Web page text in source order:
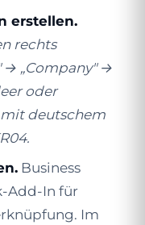
erstellen.
rechts
→ „Company" →
oder
deutschem
Business
Add-In für
Im